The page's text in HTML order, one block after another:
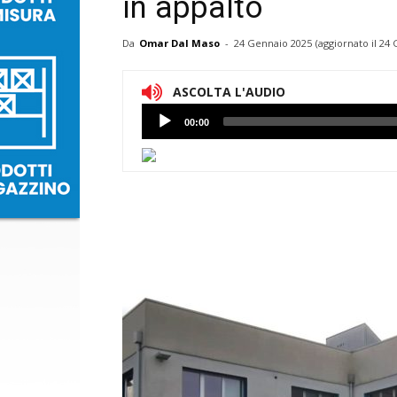
in appalto
Da Omar Dal Maso - 24 Gennaio 2025 (aggiornato il 24
ASCOLTA L'AUDIO
Lettore
Audio
00:00